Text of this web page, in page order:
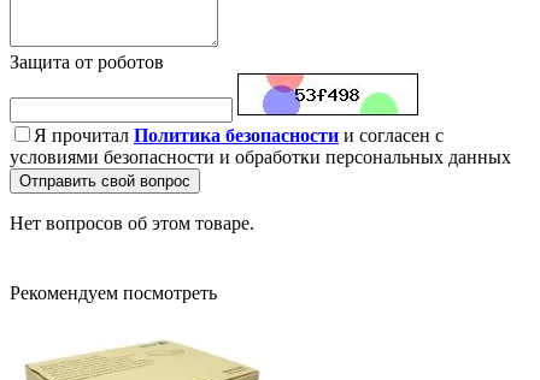
Защита от роботов
Я прочитал Политика безопасности и согласен с
условиями безопасности и обработки персональных данных
Отправить свой вопрос
Нет вопросов об этом товаре.
Рекомендуем посмотреть